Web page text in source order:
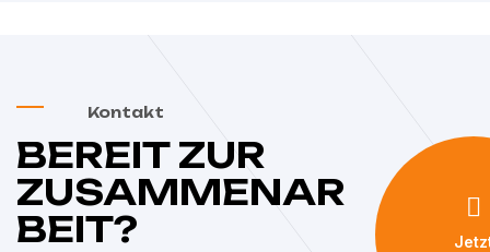
Kontakt
BEREIT ZUR
ZUSAMMENAR
BEIT?